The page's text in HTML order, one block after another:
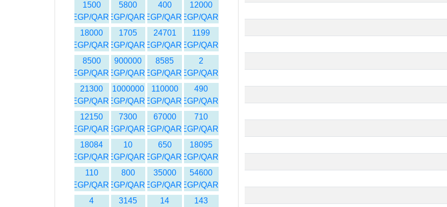
12000
EGP/QAR
400
EGP/QAR
5800
EGP/QAR
1500
EGP/QAR
1199
EGP/QAR
24701
EGP/QAR
1705
EGP/QAR
18000
EGP/QAR
2
EGP/QAR
8585
EGP/QAR
900000
EGP/QAR
8500
EGP/QAR
490
EGP/QAR
110000
EGP/QAR
1000000
EGP/QAR
21300
EGP/QAR
710
EGP/QAR
67000
EGP/QAR
7300
EGP/QAR
12150
EGP/QAR
18095
EGP/QAR
650
EGP/QAR
10
EGP/QAR
18084
EGP/QAR
54600
EGP/QAR
35000
EGP/QAR
800
EGP/QAR
110
EGP/QAR
143
14
3145
4